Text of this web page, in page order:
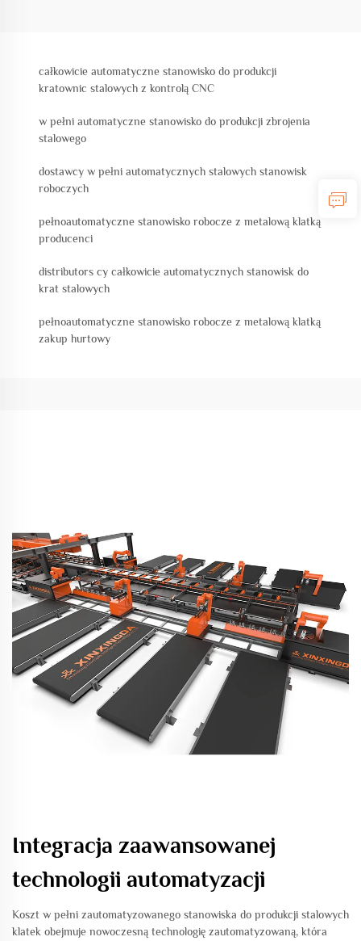
całkowicie automatyczne stanowisko do produkcji
kratownic stalowych z kontrolą CNC
w pełni automatyczne stanowisko do produkcji zbrojenia
stalowego
dostawcy w pełni automatycznych stalowych stanowisk
roboczych
pełnoautomatyczne stanowisko robocze z metalową klatką
producenci
distributors cy całkowicie automatycznych stanowisk do
krat stalowych
pełnoautomatyczne stanowisko robocze z metalową klatką
zakup hurtowy
Integracja zaawansowanej
technologii automatyzacji
Koszt w pełni zautomatyzowanego stanowiska do produkcji stalowych
klatek obejmuje nowoczesną technologię zautomatyzowaną, która